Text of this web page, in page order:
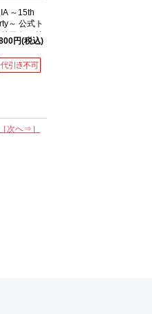
～15th
～ 公式ト
アカード
円(税込)
［次へ⇒］